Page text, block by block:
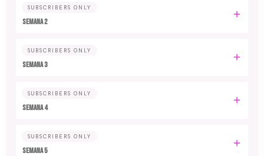
SUBSCRIBERS ONLY
Semana 2
SUBSCRIBERS ONLY
Semana 3
SUBSCRIBERS ONLY
Semana 4
SUBSCRIBERS ONLY
Semana 5